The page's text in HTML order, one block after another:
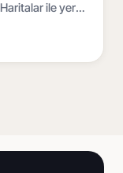
ile yerel